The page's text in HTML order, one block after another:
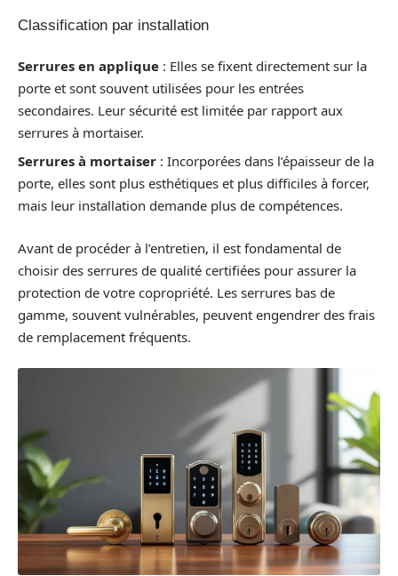
Classification par installation
Serrures en applique : Elles se fixent directement sur la
porte et sont souvent utilisées pour les entrées
secondaires. Leur sécurité est limitée par rapport aux
serrures à mortaiser.
Serrures à mortaiser : Incorporées dans l’épaisseur de la
porte, elles sont plus esthétiques et plus difficiles à forcer,
mais leur installation demande plus de compétences.
Avant de procéder à l’entretien, il est fondamental de
choisir des serrures de qualité certifiées pour assurer la
protection de votre copropriété. Les serrures bas de
gamme, souvent vulnérables, peuvent engendrer des frais
de remplacement fréquents.